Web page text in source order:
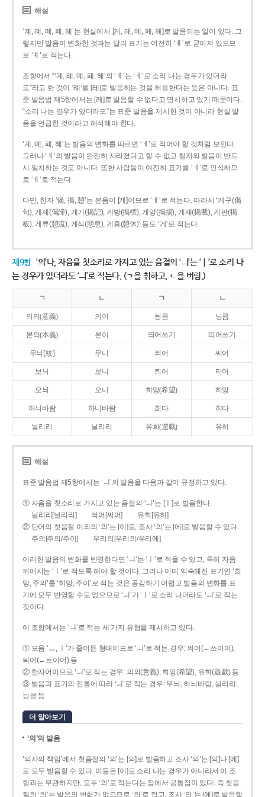
해설
‘계, 례, 몌, 폐, 혜’는 현실에서 [게, 레, 메, 페, 헤]로 발음되는 일이 있다. 그
렇지만 발음이 변화한 것과는 달리 표기는 여전히 ‘ㅖ’로 굳어져 있으므
로 ‘ㅖ’로 적는다.
조항에서 “‘계, 례, 몌, 폐, 혜’의 ‘ㅖ’는 ‘ㅔ’로 소리 나는 경우가 있더라
도”라고 한 것이 ‘례’를 [레]로 발음하는 것을 허용한다는 뜻은 아니다. 표
준 발음법 제5항에서는 [레]로 발음할 수 없다고 명시하고 있기 때문이다.
“소리 나는 경우가 있더라도”는 표준 발음을 제시한 것이 아니라 현실 발
음을 언급한 것이라고 해석해야 한다.
‘계, 몌, 폐, 혜’는 발음의 변화를 따르면 ‘ㅔ’로 적어야 할 것처럼 보인다.
그러나 ‘ㅖ’의 발음이 완전히 사라졌다고 할 수 없고 철자와 발음이 반드
시 일치하는 것도 아니다. 또한 사람들이 여전히 표기를 ‘ㅖ’로 인식하므
로 ‘ㅖ’로 적는다.
다만, 한자 ‘偈, 揭, 憩’는 본음이 [게]이므로 ‘ㅔ’로 적는다. 따라서 ‘게구(偈
句), 게제(偈諦), 게기(揭記), 게방(揭榜), 게양(揭揚), 게재(揭載), 게판(揭
板), 게류(憩流), 게식(憩息), 게휴(憩休)’ 등도 ‘게’로 적는다.
제9항 ‘의’나, 자음을 첫소리로 가지고 있는 음절의 ‘ㅢ’는 ‘ㅣ’로 소리 나
는 경우가 있더라도 ‘ㅢ’로 적는다. (ㄱ을 취하고, ㄴ을 버림.)
ㄱ ㄴ ㄱ ㄴ
의의(意義) 의이 닁큼 닝큼
본의(本義) 본이 띄어쓰기 띠어쓰기
무늬[紋] 무니 씌어 씨어
보늬 보니 틔어 티어
오늬 오니 희망(希望) 히망
하늬바람 하니바람 희다 히다
늴리리 닐리리 유희(遊戱) 유히
해설
표준 발음법 제5항에서는 ‘ㅢ’의 발음을 다음과 같이 규정하고 있다.
① 자음을 첫소리로 가지고 있는 음절의 ‘ㅢ’는 [ㅣ]로 발음한다.
늴리리[닐리리]
씌어[씨어]
유희[유히]
② 단어의 첫음절 이외의 ‘의’는 [이]로, 조사 ‘의’는 [에]로 발음할 수 있다.
주의[주의/주이]
우리의[우리의/우리에]
이러한 발음의 변화를 반영한다면 ‘ㅢ’는 ‘ㅣ’로 적을 수 있고, 특히 자음
뒤에서는 ‘ㅣ’로 적도록 해야 할 것이다. 그러나 이미 익숙해진 표기인 ‘희
망, 주의’를 ‘히망, 주이’로 적는 것은 공감하기 어렵고 발음의 변화를 표
기에 모두 반영할 수도 없으므로 ‘ㅢ’가 ‘ㅣ’로 소리 나더라도 ‘ㅢ’로 적는
것이다.
이 조항에서는 ‘ㅢ’로 적는 세 가지 유형을 제시하고 있다.
① 모음 ‘ㅡ, ㅣ’가 줄어든 형태이므로 ‘ㅢ’로 적는 경우: 씌어(←쓰이어),
틔어(←트이어) 등
② 한자어이므로 ‘ㅢ’로 적는 경우: 의의(意義), 희망(希望), 유희(遊戱) 등
③ 발음과 표기의 전통에 따라 ‘ㅢ’로 적는 경우: 무늬, 하늬바람, 늴리리,
닁큼 등
더 알아보기
‘의’의 발음
‘의사의 책임’에서 첫음절의 ‘의’는 [의]로 발음하고 조사 ‘의’는 [의]나 [에]
로 모두 발음할 수 있다. 이들은 [이]로 소리 나는 경우가 아니라서 이 조
항과는 무관하지만, 모두 ‘의’로 적는다는 점에서 공통점이 있다. 즉 첫음
절의 ‘의’는 발음의 변화가 없으므로 ‘의’로 적고, 조사 ‘의’는 [에]로 발음할